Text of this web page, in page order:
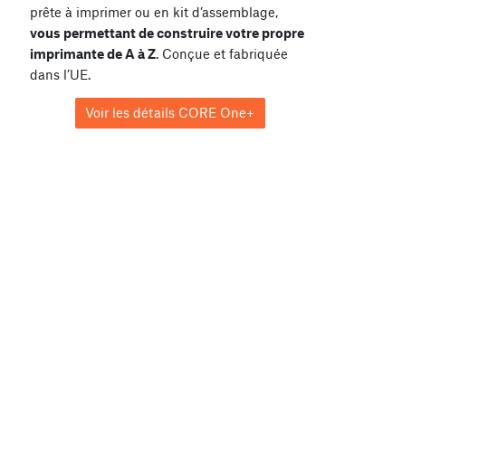
prête à imprimer ou en kit d’assemblage,
vous permettant de construire votre propre
imprimante de A à Z. Conçue et fabriquée
dans l’UE.
Voir les détails CORE One+